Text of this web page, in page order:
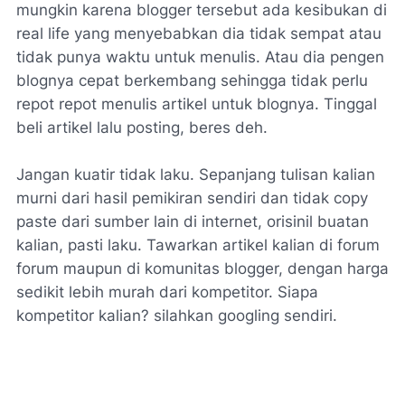
mungkin karena blogger tersebut ada kesibukan di
real life yang menyebabkan dia tidak sempat atau
tidak punya waktu untuk menulis. Atau dia pengen
blognya cepat berkembang sehingga tidak perlu
repot repot menulis artikel untuk blognya. Tinggal
beli artikel lalu posting, beres deh.
Jangan kuatir tidak laku. Sepanjang tulisan kalian
murni dari hasil pemikiran sendiri dan tidak copy
paste dari sumber lain di internet, orisinil buatan
kalian, pasti laku. Tawarkan artikel kalian di forum
forum maupun di komunitas blogger, dengan harga
sedikit lebih murah dari kompetitor. Siapa
kompetitor kalian? silahkan googling sendiri.